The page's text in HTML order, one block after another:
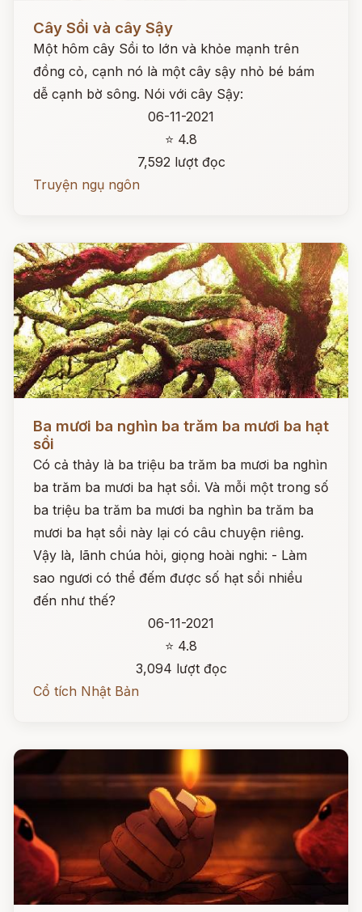
Cây Sồi và cây Sậy
Một hôm cây Sồi to lớn và khỏe mạnh trên
đồng cỏ, cạnh nó là một cây sậy nhỏ bé bám
dễ cạnh bờ sông. Nói với cây Sậy:
06-11-2021
⭐ 4.8
7,592 lượt đọc
Truyện ngụ ngôn
Ba mươi ba nghìn ba trăm ba mươi ba hạt
sồi
Có cả thảy là ba triệu ba trăm ba mươi ba nghìn
ba trăm ba mươi ba hạt sồi. Và mỗi một trong số
ba triệu ba trăm ba mươi ba nghìn ba trăm ba
mươi ba hạt sồi này lại có câu chuyện riêng.
Vậy là, lãnh chúa hỏi, giọng hoài nghi: - Làm
sao ngươi có thể đếm được số hạt sồi nhiều
đến như thế?
06-11-2021
⭐ 4.8
3,094 lượt đọc
Cổ tích Nhật Bản